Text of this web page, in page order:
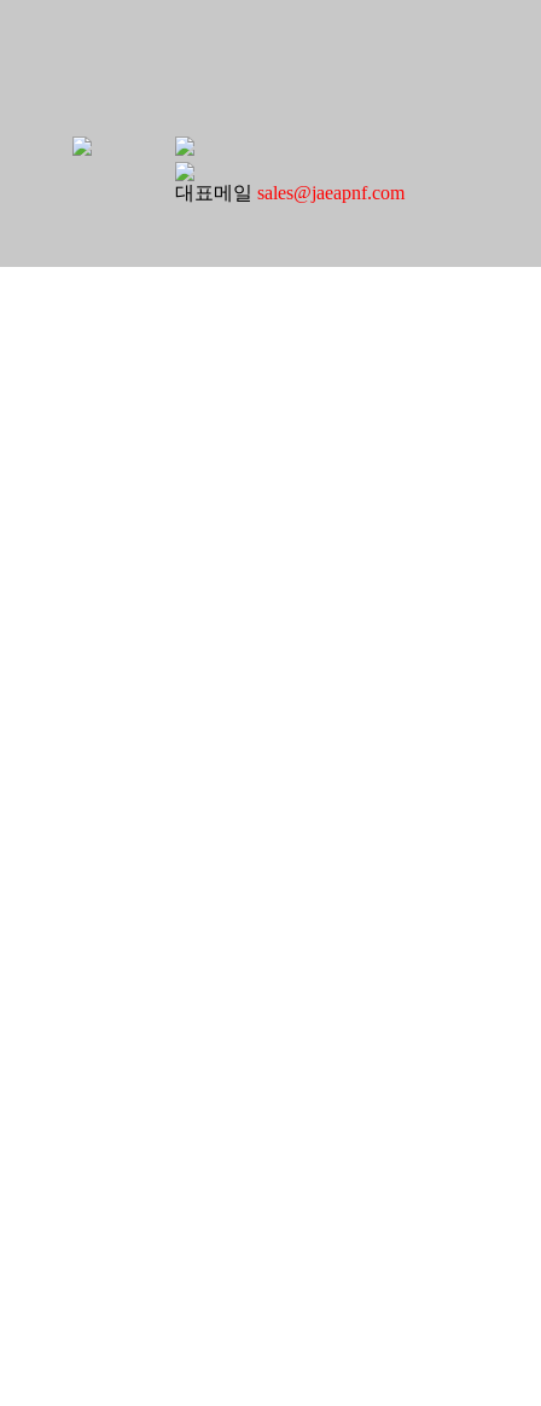
대표메일 sales@jaeapnf.com